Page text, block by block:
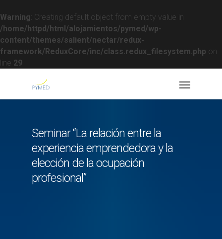
Warning : Creating default object from empty value in
/home/httpd/html/alojamientos/pymed/wp-
content/themes/salient/nectar/redux-
framework/ReduxCore/inc/class.redux_filesystem.php on
line 29
Seminar “La relación entre la
experiencia emprendedora y la
elección de la ocupación
profesional”